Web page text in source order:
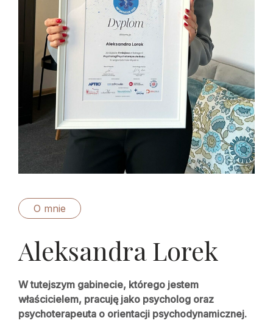
O mnie
Aleksandra Lorek
W tutejszym gabinecie, którego jestem
właścicielem, pracuję jako psycholog oraz
psychoterapeuta o orientacji psychodynamicznej.